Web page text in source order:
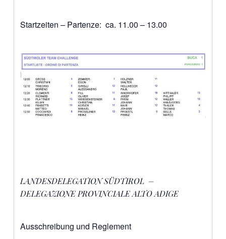
Startzeiten – Partenze: ca. 11.00 – 13.00
LANDESDELEGATION SÜDTIROL –
DELEGAZIONE PROVINCIALE ALTO ADIGE
Ausschreibung und Reglement